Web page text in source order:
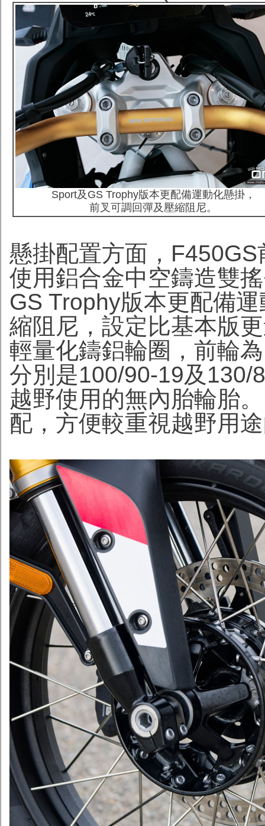
Sport及GS Trophy版本更配備運動化懸掛，
前叉可調回彈及壓縮阻尼。
懸掛配置方面，
使用鋁合金中空鑄造雙
GS Trophy版本更配備
縮阻尼，設定比基本版
輕量化鑄鋁輪圈，前輪
分別是100/90-19及130/
越野使用的無內胎輪胎
配，方便較重視越野用